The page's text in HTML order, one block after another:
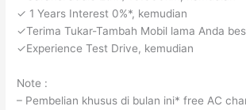
✓ 1 Years Interest 0%*, kemudian
✓Terima Tukar-Tambah Mobil lama Anda
✓Experience Test Drive, kemudian
Note :
– Pembelian khusus di bulan ini* free AC